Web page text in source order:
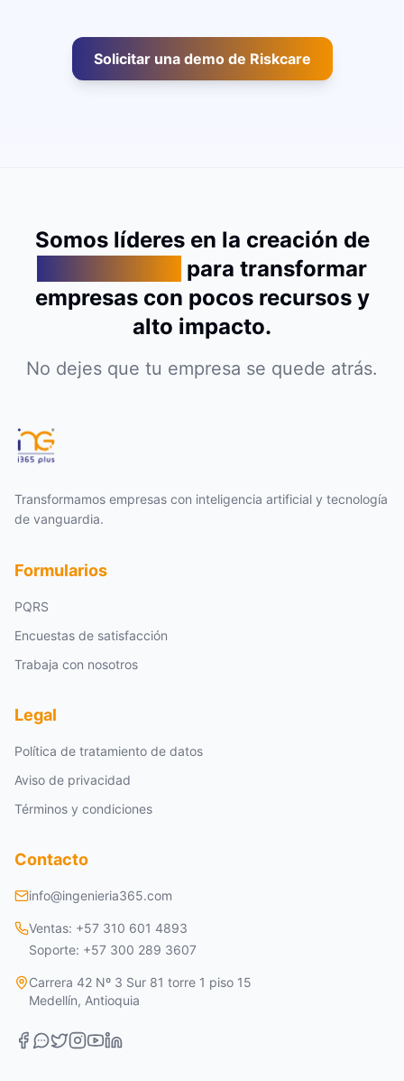
Solicitar una demo de Riskcare
Somos líderes en la creación de
para transformar
empresas con pocos recursos y
alto impacto.
No dejes que tu empresa se quede atrás.
Transformamos empresas con inteligencia artificial y tecnología
de vanguardia.
Formularios
PQRS
Encuestas de satisfacción
Trabaja con nosotros
Legal
Política de tratamiento de datos
Aviso de privacidad
Términos y condiciones
Contacto
info@ingenieria365.com
Ventas: +57 310 601 4893
Soporte: +57 300 289 3607
Carrera 42 Nº 3 Sur 81 torre 1 piso 15
Medellín, Antioquia